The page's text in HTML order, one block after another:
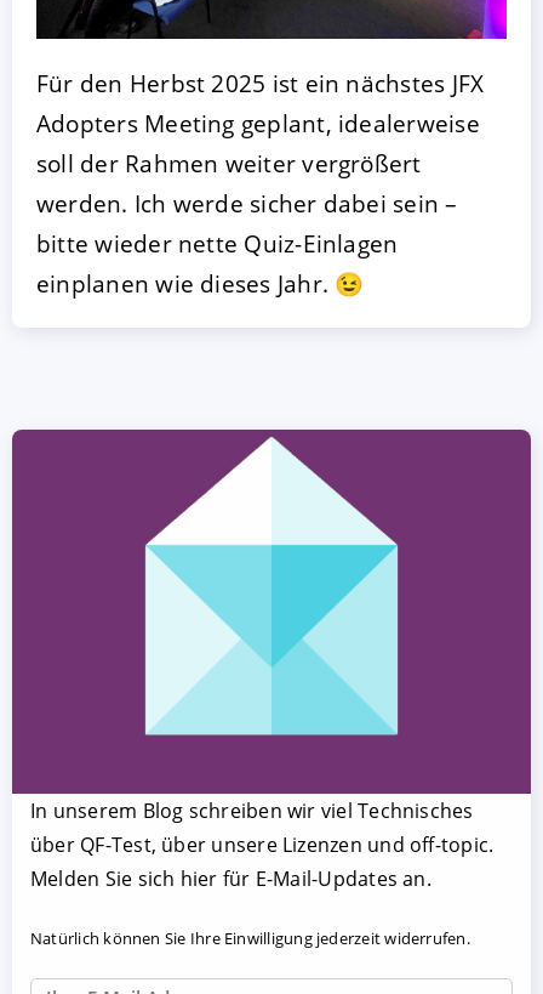
Für den Herbst 2025 ist ein nächstes JFX
Adopters Meeting geplant, idealerweise
soll der Rahmen weiter vergrößert
werden. Ich werde sicher dabei sein –
bitte wieder nette Quiz-Einlagen
einplanen wie dieses Jahr. 😉
In unserem Blog schreiben wir viel Technisches
über QF-Test, über unsere Lizenzen und off-topic.
Melden Sie sich hier für E-Mail-Updates an.
Natürlich können Sie Ihre Einwilligung jederzeit widerrufen.